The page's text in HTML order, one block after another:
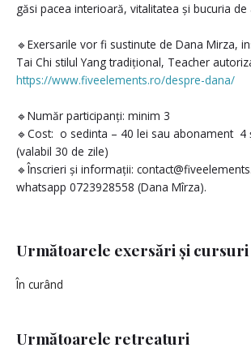
găsi pacea interioară, vitalitatea și bucuria de
🔹Exersarile vor fi sustinute de Dana Mirza,
Tai Chi stilul Yang tradițional, Teacher
https://www.fiveelements.ro/despre-dana/
🔹Număr participanți: minim 3
🔹Cost: o sedinta – 40 lei sau abonament 4
(valabil 30 de zile)
🔹Înscrieri și informații:
whatsapp 0723928558 (Dana Mîrza).
Următoarele exersări și cursuri
În curând
Următoarele retreaturi